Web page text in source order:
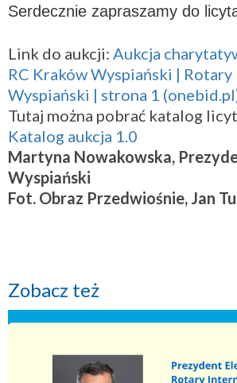
Serdecznie zapraszamy do
Link do aukcji: Aukcja
RC Kraków Wyspiański |
Wyspiański | strona 1
Tutaj można pobrać katalog
Katalog aukcja 1.0
Martyna Nowakowska,
Wyspiański
Fot. Obraz Przedwiośnie, Jan
Zobacz też